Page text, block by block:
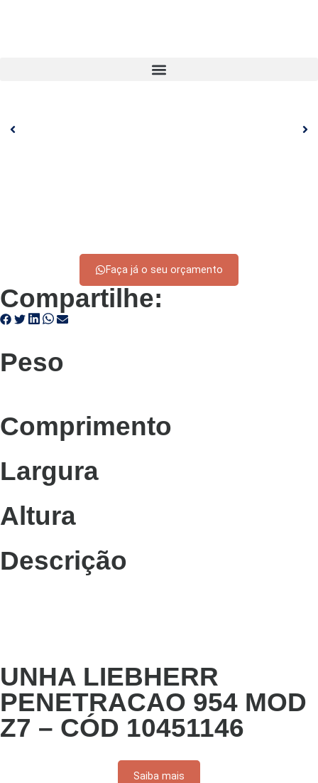
Faça já o seu orçamento
Compartilhe:
Peso
Comprimento
Largura
Altura
Descrição
UNHA LIEBHERR
PENETRACAO 954 MOD
Z7 – CÓD 10451146
Saiba mais